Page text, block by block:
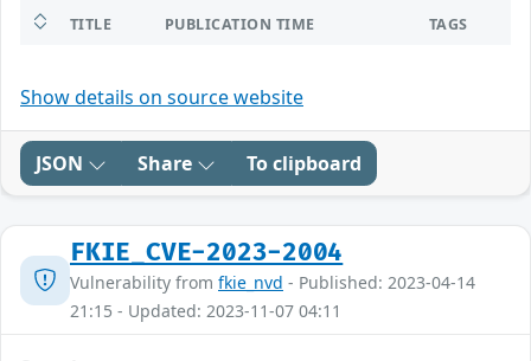
TITLE PUBLICATION TIME TAGS
Show details on source website
JSON Share To clipboard
FKIE_CVE-2023-2004
Vulnerability from fkie_nvd - Published: 2023-04-14
21:15 - Updated: 2023-11-07 04:11